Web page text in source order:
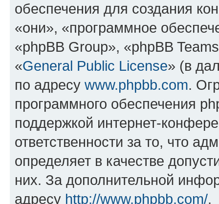
обеспечения для создания
«они», «программное
«phpBB Group», «phpBB
«General Public License» (в
по адресу www.phpbb.com.
программного обеспечения
поддержкой интернет-
ответственности за то, что
определяет в качестве
них. За дополнительной
адресу http://www.phpbb.com/.